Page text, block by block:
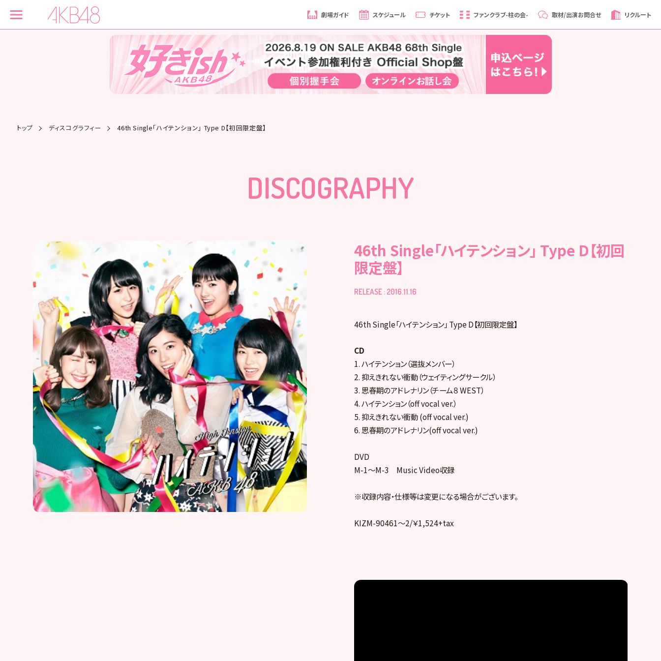
劇場ガイド スケジュール チケット ファンクラブ-柱の会- 取材/出演お問合せ リクルート
トップ ディスコグラフィー 46th Single「ハイテンション」 Type D【初回限定盤】
DISCOGRAPHY
46th Single「ハイテンション」 Type D【初回
限定盤】
RELEASE : 2016.11.16
46th Single「ハイテンション」 Type D【初回限定盤】
CD
1. ハイテンション（選抜メンバー）
2. 抑えきれない衝動（ウェイティングサークル）
3. 思春期のアドレナリン（チーム８ WEST）
4. ハイテンション（off vocal ver.）
5. 抑えきれない衝動 (off vocal ver.)
6. 思春期のアドレナリン(off vocal ver.)
DVD
M-1～M-3 Music Video収録
※収録内容・仕様等は変更になる場合がございます。
KIZM-90461～2/￥1,524+tax